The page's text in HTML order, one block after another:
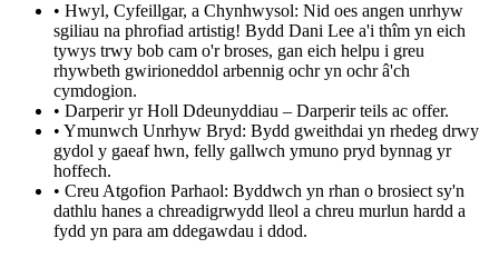
• Hwyl, Cyfeillgar, a Chynhwysol: Nid oes angen unrhyw
sgiliau na phrofiad artistig! Bydd Dani Lee a'i thîm yn eich
tywys trwy bob cam o'r broses, gan eich helpu i greu
rhywbeth gwirioneddol arbennig ochr yn ochr â'ch
cymdogion.
• Darperir yr Holl Ddeunyddiau – Darperir teils ac offer.
• Ymunwch Unrhyw Bryd: Bydd gweithdai yn rhedeg drwy
gydol y gaeaf hwn, felly gallwch ymuno pryd bynnag yr
hoffech.
• Creu Atgofion Parhaol: Byddwch yn rhan o brosiect sy'n
dathlu hanes a chreadigrwydd lleol a chreu murlun hardd a
fydd yn para am ddegawdau i ddod.